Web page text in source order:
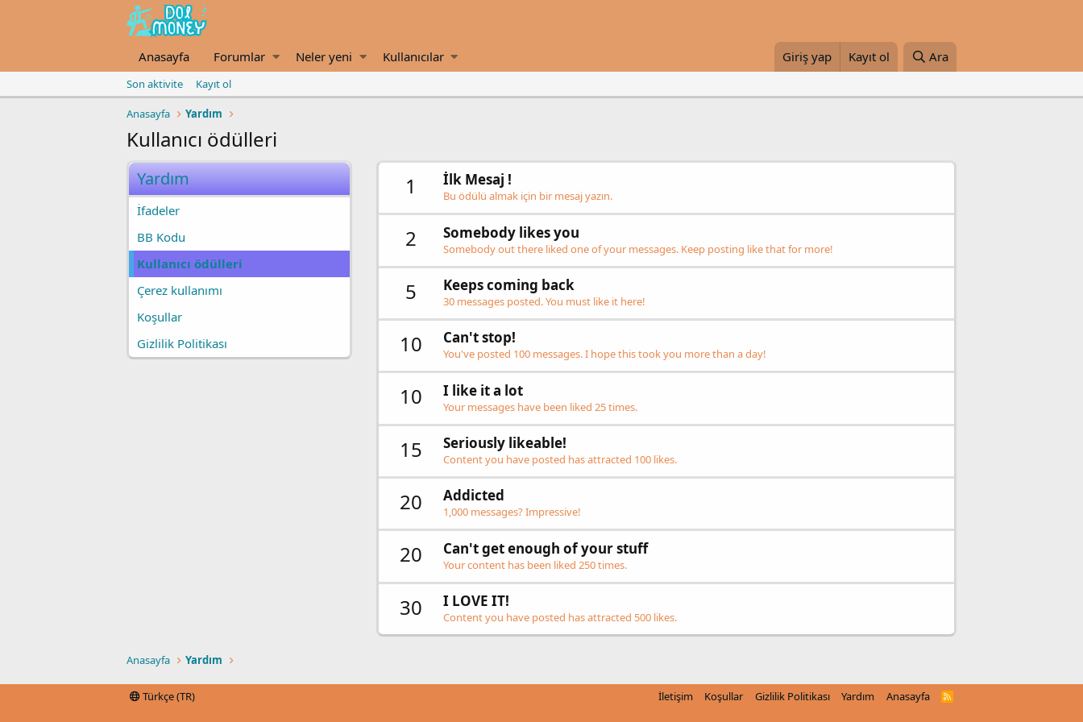
Anasayfa Forumlar Neler yeni Kullanıcılar Giriş yap Kayıt ol Ara
Son aktivite Kayıt ol
Anasayfa Yardım
Kullanıcı ödülleri
Yardım
İfadeler
BB Kodu
Kullanıcı ödülleri
Çerez kullanımı
Koşullar
Gizlilik Politikası
1 İlk Mesaj !
Bu ödülü almak için bir mesaj yazın.
2 Somebody likes you
Somebody out there liked one of your messages. Keep posting like that for more!
5 Keeps coming back
30 messages posted. You must like it here!
10 Can't stop!
You've posted 100 messages. I hope this took you more than a day!
10 I like it a lot
Your messages have been liked 25 times.
15 Seriously likeable!
Content you have posted has attracted 100 likes.
20 Addicted
1,000 messages? Impressive!
20 Can't get enough of your stuff
Your content has been liked 250 times.
30 I LOVE IT!
Content you have posted has attracted 500 likes.
Anasayfa Yardım
Türkçe (TR) İletişim Koşullar Gizlilik Politikası Yardım Anasayfa
R